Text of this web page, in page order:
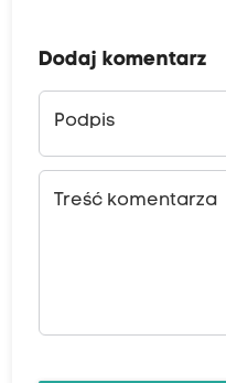
Dodaj komentarz
Podpis
Treść komentarza